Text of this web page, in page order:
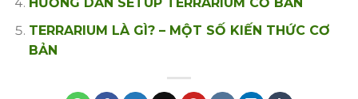
TERRARIUM LÀ GÌ? – MỘT SỐ KIẾN THỨC CƠ
BẢN